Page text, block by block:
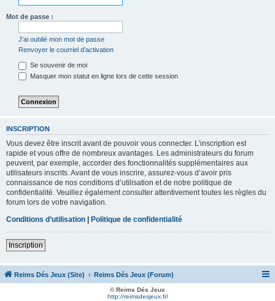
Mot de passe :
J’ai oublié mon mot de passe
Renvoyer le courriel d’activation
Se souvenir de moi
Masquer mon statut en ligne lors de cette session
INSCRIPTION
Vous devez être inscrit avant de pouvoir vous connecter. L’inscription est
rapide et vous offre de nombreux avantages. Les administrateurs du forum
peuvent, par exemple, accorder des fonctionnalités supplémentaires aux
utilisateurs inscrits. Avant de vous inscrire, assurez-vous d’avoir pris
connaissance de nos conditions d’utilisation et de notre politique de
confidentialité. Veuillez également consulter attentivement toutes les règles du
forum lors de votre navigation.
Conditions d’utilisation | Politique de confidentialité
Inscription
Reims Dés Jeux (Site) Reims Dés Jeux (Forum)
© Reims Dés Jeux
http://reimsdesjeux.fr/